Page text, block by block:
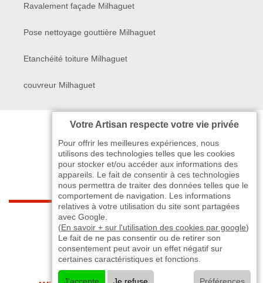
Ravalement façade Milhaguet
Pose nettoyage gouttière Milhaguet
Etanchéité toiture Milhaguet
couvreur Milhaguet
indisponible - indisponible>
©2024 - 2026 TOUT DROIT RÉSERVÉ
Votre Artisan respecte votre vie privée
Pour offrir les meilleures expériences, nous
utilisons des technologies telles que les cookies
pour stocker et/ou accéder aux informations des
appareils. Le fait de consentir à ces technologies
nous permettra de traiter des données telles que le
comportement de navigation. Les informations
relatives à votre utilisation du site sont partagées
avec Google.
(En savoir + sur l'utilisation des cookies par google)
Le fait de ne pas consentir ou de retirer son
consentement peut avoir un effet négatif sur
certaines caractéristiques et fonctions.